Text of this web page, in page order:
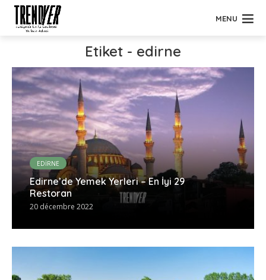
MENU
Etiket - edirne
EDİRNE
Edirne’de Yemek Yerleri – En İyi 29
Restoran
20 décembre 2022